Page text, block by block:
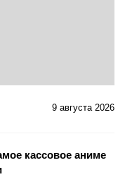
9 августа 2026
кассовое аниме